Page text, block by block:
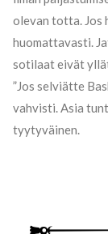
olevan totta. Jos
huomattavasti.
sotilaat eivät
”Jos selviätte
vahvisti. Asia
tyytyväinen.